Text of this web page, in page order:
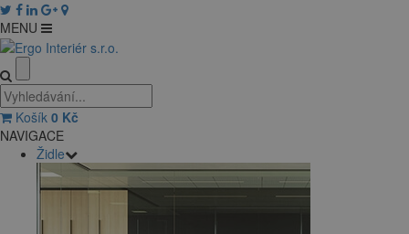
MENU
Košík 0 Kč
NAVIGACE
Židle